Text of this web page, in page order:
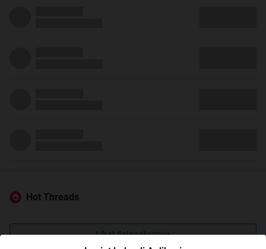
Hot Threads
Lihat Selengkapnya